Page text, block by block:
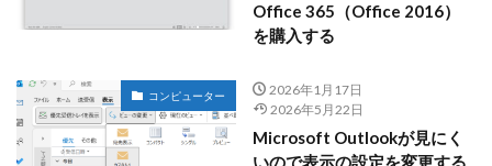
Office 365（Office 2016）
を購入する
コンピューター
2026年1月17日
2026年5月22日
Microsoft Outlookが見にく
いので表示の設定を変更する